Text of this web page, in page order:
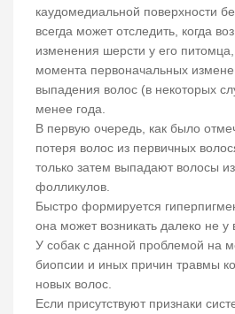
каудомедиальной поверхности
всегда может отследить, когда
изменения шерсти у его питомца,
момента первоначальных
выпадения волос (в некоторых
менее года.
В первую очередь, как было
потеря волос из первичных
только затем выпадают волосы
фолликулов.
Быстро формируется
она может возникать далеко не у
У собак с данной проблемой на
биопсии и иных причин травмы
новых волос.
Если присутствуют признаки